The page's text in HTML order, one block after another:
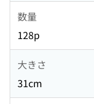
数量
128p
大きさ
31cm